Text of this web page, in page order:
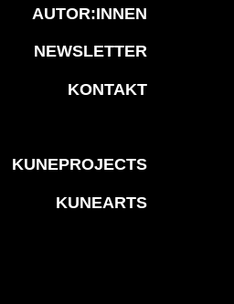
AUTOR:INNEN
NEWSLETTER
KONTAKT
KUNEPROJECTS
KUNEARTS